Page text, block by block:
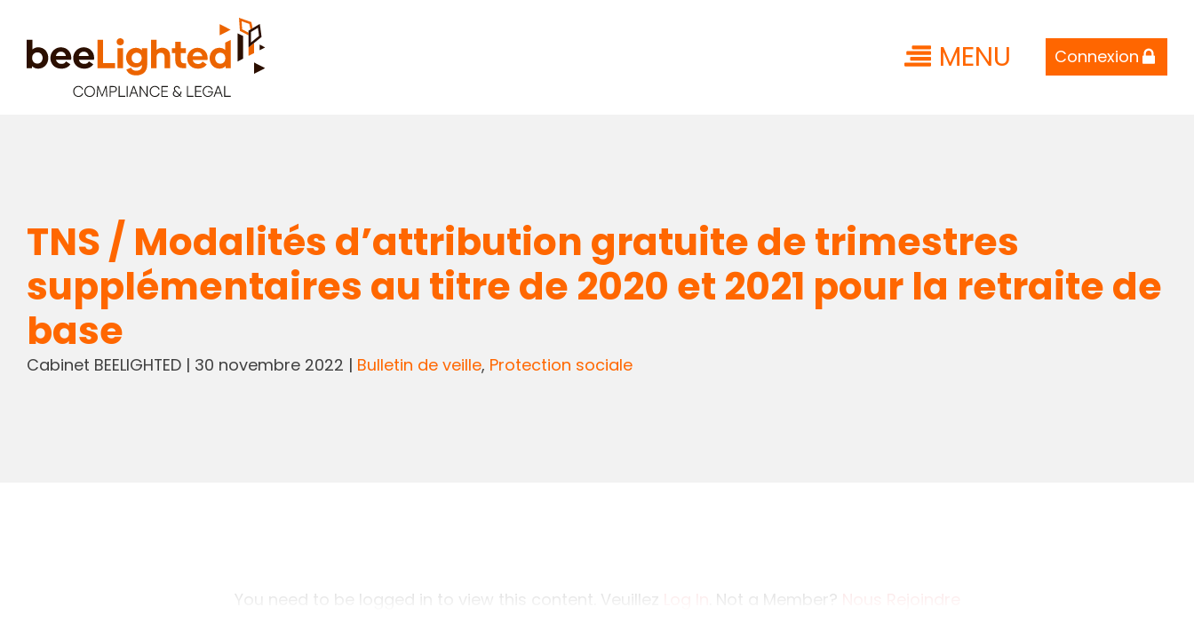
MENU Connexion
TNS / Modalités d’attribution gratuite de trimestres
supplémentaires au titre de 2020 et 2021 pour la retraite de
base
Cabinet BEELIGHTED| 30 novembre 2022 | Bulletin de veille, Protection sociale
You need to be logged in to view this content. Veuillez . Not a Member?